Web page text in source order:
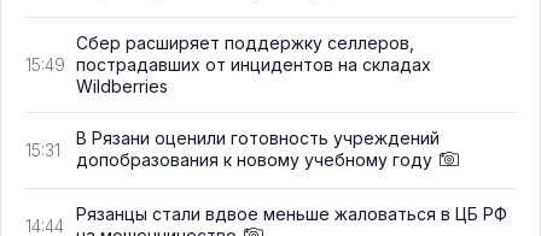
15:49
Сбер расширяет поддержку селлеров,
пострадавших от инцидентов на складах
Wildberries
15:31
В Рязани оценили готовность учреждений
допобразования к новому учебному году
14:44
Рязанцы стали вдвое меньше жаловаться в ЦБ РФ